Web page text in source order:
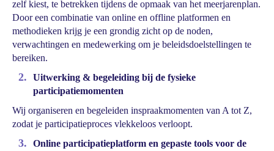
zelf kiest, te betrekken tijdens de opmaak van het meerjarenplan.
Door een combinatie van online en offline platformen en
methodieken krijg je een grondig zicht op de noden,
verwachtingen en medewerking om je beleidsdoelstellingen te
bereiken.
2.
Uitwerking & begeleiding bij de fysieke
participatiemomenten
Wij organiseren en begeleiden inspraakmomenten van A tot Z,
zodat je participatieproces vlekkeloos verloopt.
3.
Online participatieplatform en gepaste tools voor de